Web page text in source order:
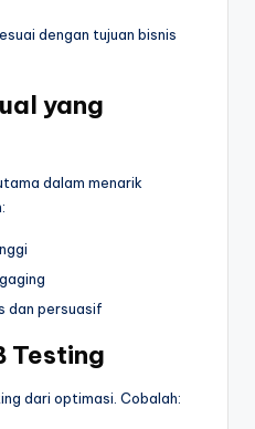
dengan tujuan bisnis
yang
dalam menarik
dan persuasif
Testing
dari optimasi. Cobalah: